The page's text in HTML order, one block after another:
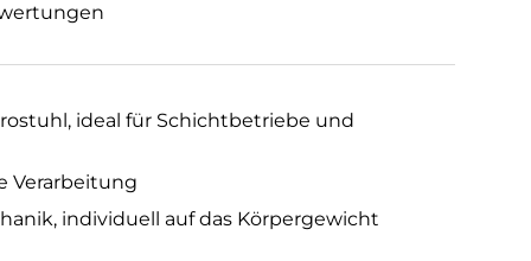
ideal für Schichtbetriebe und
Verarbeitung
individuell auf das Körpergewicht